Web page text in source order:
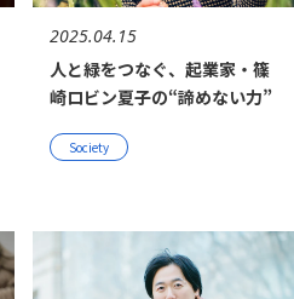
2025.04.15
人と緑をつなぐ、起業家・篠
崎ロビン夏子の“諦めない力”
Society